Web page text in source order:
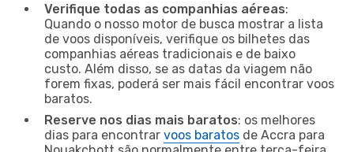
Verifique todas as companhias aéreas:
Quando o nosso motor de busca mostrar a lista
de voos disponíveis, verifique os bilhetes das
companhias aéreas tradicionais e de baixo
custo. Além disso, se as datas da viagem não
forem fixas, poderá ser mais fácil encontrar voos
baratos.
Reserve nos dias mais baratos: os melhores
dias para encontrar voos baratos de Accra para